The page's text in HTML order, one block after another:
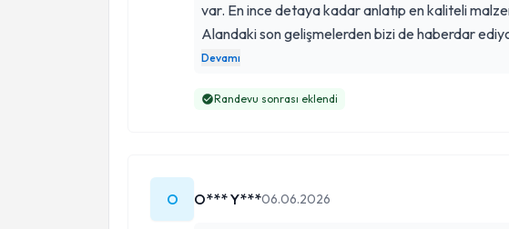
var. En ince detaya kadar anlatıp en kaliteli
Alandaki son gelişmelerden bizi de haberdar
öneririm. Çok memnun kaldım. Artık her işlemimi
Devamı
Randevu sonrası eklendi
O O*** Y***06.06.2026